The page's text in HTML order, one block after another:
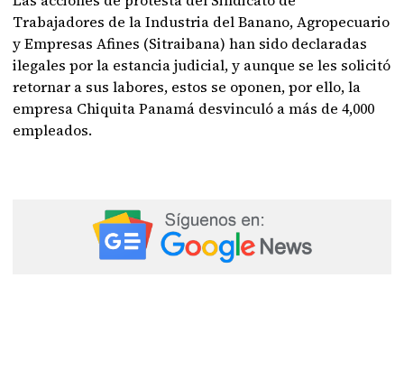
Trabajadores de la Industria del Banano, Agropecuario
y Empresas Afines (Sitraibana) han sido declaradas
ilegales por la estancia judicial, y aunque se les solicitó
retornar a sus labores, estos se oponen, por ello, la
empresa Chiquita Panamá desvinculó a más de 4,000
empleados.